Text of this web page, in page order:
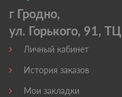
г Гродно,
ул. Горького, 91,
Личный кабинет
История заказов
Мои закладки